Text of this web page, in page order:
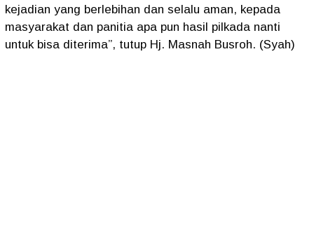
kejadian yang berlebihan dan selalu aman, kepada
masyarakat dan panitia apa pun hasil pilkada nanti
untuk bisa diterima”, tutup Hj. Masnah Busroh. (Syah)